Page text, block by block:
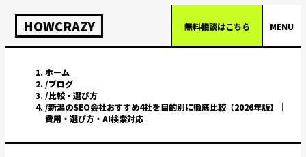
HOWCRAZY 無料相談はこちら MENU
ホーム
/ブログ
/比較・選び方
/新潟のSEO会社おすすめ4社を目的別に徹底比較【2026年版】｜
費用・選び方・AI検索対応